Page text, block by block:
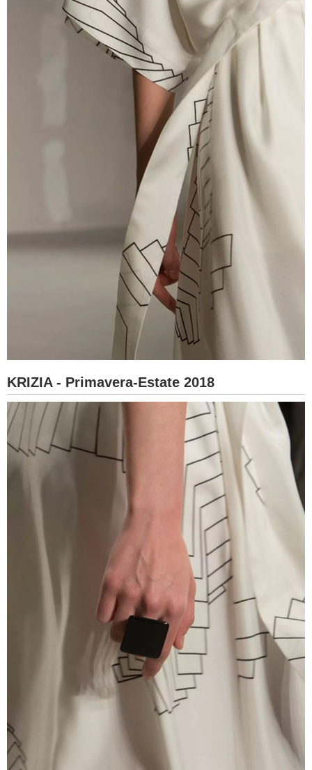
KRIZIA - Primavera-Estate 2018